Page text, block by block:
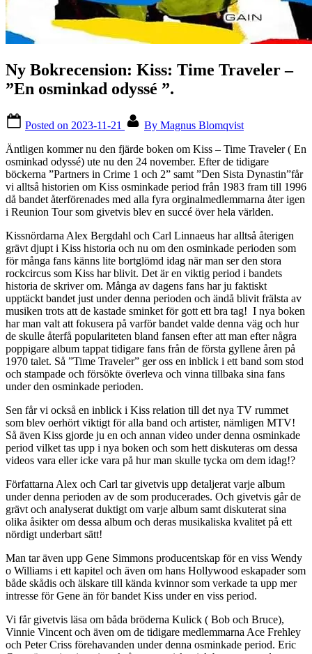
Ny Bokrecension: Kiss: Time Traveler –
”En osminkad odyssé ”.
Posted on 2023-11-21 By Magnus Blomqvist
Äntligen kommer nu den fjärde boken om Kiss – Time Traveler ( En
osminkad odyssé) ute nu den 24 november. Efter de tidigare
böckerna ”Partners in Crime 1 och 2” samt ”Den Sista Dynastin”får
vi alltså historien om Kiss osminkade period från 1983 fram till 1996
då bandet återförenades med alla fyra orginalmedlemmarna åter igen
i Reunion Tour som givetvis blev en succé över hela världen.
Kissnördarna Alex Bergdahl och Carl Linnaeus har alltså återigen
grävt djupt i Kiss historia och nu om den osminkade perioden som
för många fans känns lite bortglömd idag när man ser den stora
rockcircus som Kiss har blivit. Det är en viktig period i bandets
historia de skriver om. Många av dagens fans har ju faktiskt
upptäckt bandet just under denna perioden och ändå blivit frälsta av
musiken trots att de kastade sminket för gott ett bra tag! I nya boken
har man valt att fokusera på varför bandet valde denna väg och hur
de skulle återfå populariteten bland fansen efter att man efter några
poppigare album tappat tidigare fans från de första gyllene åren på
1970 talet. Så ”Time Traveler” ger oss en inblick i ett band som stod
och stampade och försökte överleva och vinna tillbaka sina fans
under den osminkade perioden.
Sen får vi också en inblick i Kiss relation till det nya TV rummet
som blev oerhört viktigt för alla band och artister, nämligen MTV!
Så även Kiss gjorde ju en och annan video under denna osminkade
period vilket tas upp i nya boken och som hett diskuteras om dessa
videos vara eller icke vara på hur man skulle tycka om dem idag!?
Författarna Alex och Carl tar givetvis upp detaljerat varje album
under denna perioden av de som producerades. Och givetvis går de
grävt och analyserat duktigt om varje album samt diskuterat sina
olika åsikter om dessa album och deras musikaliska kvalitet på ett
nördigt underbart sätt!
Man tar även upp Gene Simmons producentskap för en viss Wendy
o Williams i ett kapitel och även om hans Hollywood eskapader som
både skådis och älskare till kända kvinnor som verkade ta upp mer
intresse för Gene än för bandet Kiss under en viss period.
Vi får givetvis läsa om båda bröderna Kulick ( Bob och Bruce),
Vinnie Vincent och även om de tidigare medlemmarna Ace Frehley
och Peter Criss förehavanden under denna osminkade period. Eric